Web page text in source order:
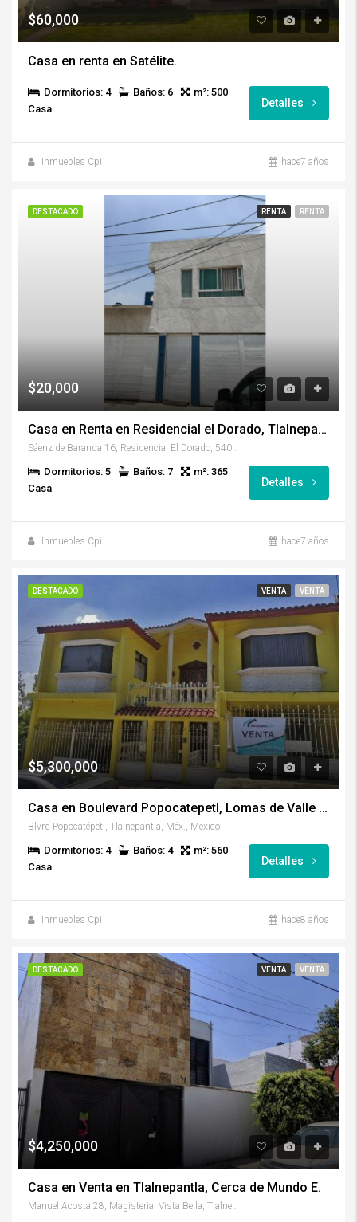
$60,000
Casa en renta en Satélite.
Dormitorios: 4 Baños: 6
m²: 500
Casa
Detalles
Inmuebles Cpi hace7 años
DESTACADO RENTA RENTA
$20,000
Casa en Renta en Residencial el Dorado, Tlalnepantla
Dormitorios: 5 Baños: 7
m²: 365
Casa
Detalles
Inmuebles Cpi hace7 años
DESTACADO VENTA VENTA
$5,300,000
Casa en Boulevard Popocatepetl, Lomas de Valle Dorado.
Blvrd Popocatépetl, Tlalnepantla, Méx., México
Dormitorios: 4 Baños: 4
m²: 560
Casa
Detalles
Inmuebles Cpi hace8 años
DESTACADO VENTA VENTA
$4,250,000
Casa en Venta en Tlalnepantla, Cerca de Mundo E.